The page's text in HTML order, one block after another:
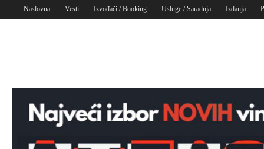
Naslovna Vesti Izvođači / Booking Usluge / Saradnja Izdanja